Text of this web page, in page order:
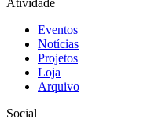
Atividade
Eventos
Notícias
Projetos
Loja
Arquivo
Social